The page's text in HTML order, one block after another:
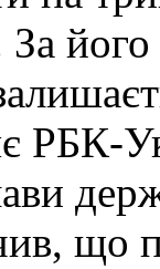
За
РБК-
що